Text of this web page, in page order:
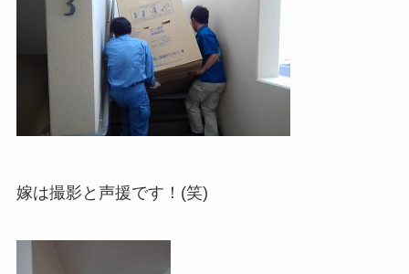
嫁は撮影と声援です！(笑)